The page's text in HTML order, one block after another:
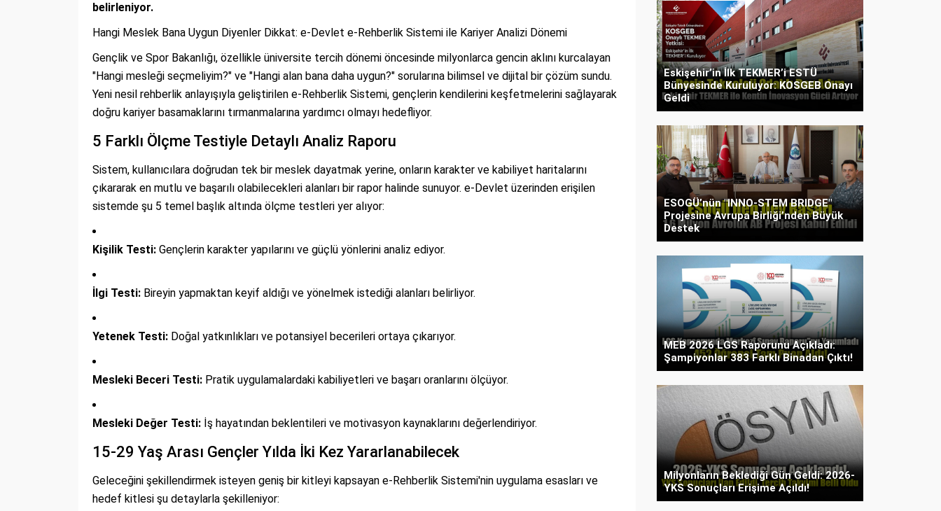
belirleniyor.
Hangi Meslek Bana Uygun Diyenler Dikkat: e-Devlet e-Rehberlik Sistemi ile Kariyer Analizi Dönemi
Gençlik ve Spor Bakanlığı, özellikle üniversite tercih dönemi öncesinde milyonlarca gencin aklını kurcalayan
"Hangi mesleği seçmeliyim?" ve "Hangi alan bana daha uygun?" sorularına bilimsel ve dijital bir çözüm sundu.
Yeni nesil rehberlik anlayışıyla geliştirilen e-Rehberlik Sistemi, gençlerin kendilerini keşfetmelerini sağlayarak
doğru kariyer basamaklarını tırmanmalarına yardımcı olmayı hedefliyor.
5 Farklı Ölçme Testiyle Detaylı Analiz Raporu
Sistem, kullanıcılara doğrudan tek bir meslek dayatmak yerine, onların karakter ve kabiliyet haritalarını
çıkararak en mutlu ve başarılı olabilecekleri alanları bir rapor halinde sunuyor. e-Devlet üzerinden erişilen
sistemde şu 5 temel başlık altında ölçme testleri yer alıyor:
Kişilik Testi: Gençlerin karakter yapılarını ve güçlü yönlerini analiz ediyor.
İlgi Testi: Bireyin yapmaktan keyif aldığı ve yönelmek istediği alanları belirliyor.
Yetenek Testi: Doğal yatkınlıkları ve potansiyel becerileri ortaya çıkarıyor.
Mesleki Beceri Testi: Pratik uygulamalardaki kabiliyetleri ve başarı oranlarını ölçüyor.
Mesleki Değer Testi: İş hayatından beklentileri ve motivasyon kaynaklarını değerlendiriyor.
15-29 Yaş Arası Gençler Yılda İki Kez Yararlanabilecek
Geleceğini şekillendirmek isteyen geniş bir kitleyi kapsayan e-Rehberlik Sistemi'nin uygulama esasları ve
hedef kitlesi şu detaylarla şekilleniyor:
Eskişehir’in İlk TEKMER’i ESTÜ
Bünyesinde Kuruluyor: KOSGEB Onayı
Geldi
ESOGÜ’nün "INNO-STEM BRIDGE"
Projesine Avrupa Birliği’nden Büyük
Destek
MEB 2026 LGS Raporunu Açıkladı:
Şampiyonlar 383 Farklı Binadan Çıktı!
Milyonların Beklediği Gün Geldi: 2026-
YKS Sonuçları Erişime Açıldı!